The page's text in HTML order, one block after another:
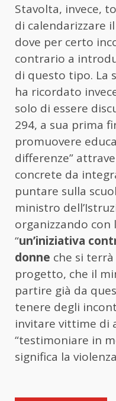
Stavolta, invece,
di calendarizzare
dove per certo
contrario a
di questo tipo. La
ha ricordato
solo di essere
294, a sua prima
promuovere
differenze”
concrete da
puntare sulla
ministro
organizzando con
“un’iniziativa
donne che si terrà
progetto, che il
partire già da
tenere degli
invitare vittime di
“testimoniare in
significa la